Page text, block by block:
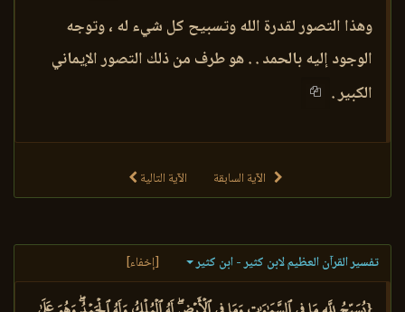
وهذا التصور لقدرة الله وتسبيح كل شيء له ، وتوجه
الوجود إليه بالحمد . . هو طرف من ذلك التصور الإيماني
الكبير .
الآية السابقة الآية التالية
تفسير القرآن العظيم لابن كثير - ابن كثير [إخفاء]